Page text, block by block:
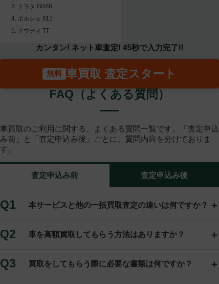
トヨタ GR86
ポルシェ 911
アウディ TT
カンタン! ネット車査定! 45秒で入力完了!!
車買取 査定スタート
FAQ（よくある質問）
車買取のご利用に関する、よくある質問一覧です。「査定申込
み前」と「査定申込み後」ごとに、質問内容を分けておりま
す。
査定申込み前 査定申込み後
本サービスと他の一括買取査定の違いは何ですか？
車を高額買取してもらう方法はありますか？
買取をしてもらう際に必要な書類は何ですか？